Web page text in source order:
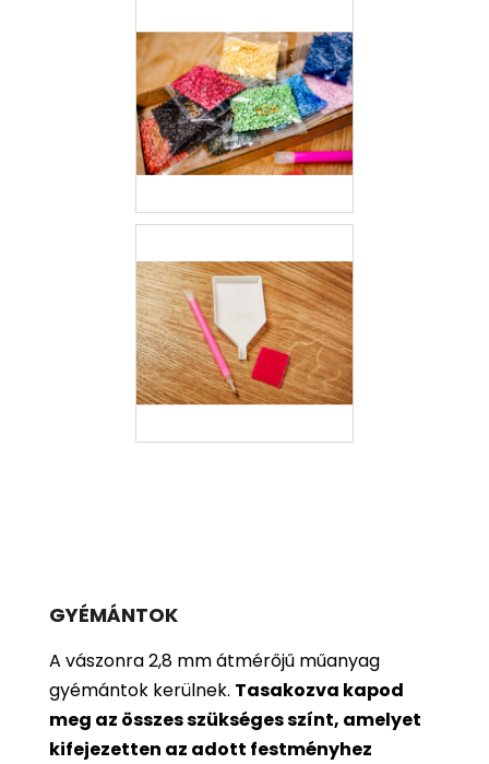
GYÉMÁNTOK
A vászonra 2,8 mm átmérőjű műanyag
gyémántok kerülnek. Tasakozva kapod
meg az összes szükséges színt, amelyet
kifejezetten az adott festményhez